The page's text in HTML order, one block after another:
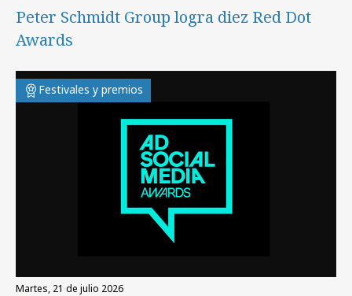
Peter Schmidt Group logra diez Red Dot
Awards
Festivales y premios
martes, 21 de julio 2026